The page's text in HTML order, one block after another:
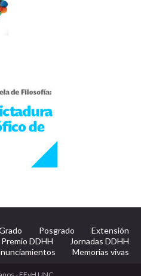
Posgrado
Extensión
Premio DDHH
Jornadas DDHH
Memorias vivas